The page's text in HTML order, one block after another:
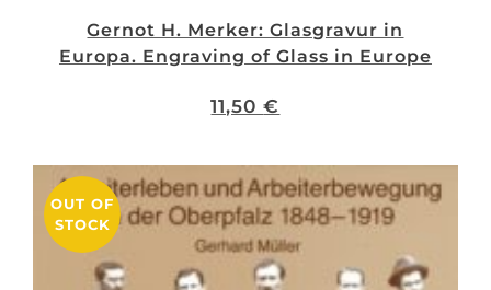
Gernot H. Merker: Glasgravur in
Europa. Engraving of Glass in Europe
11,50€
OUT OF
STOCK